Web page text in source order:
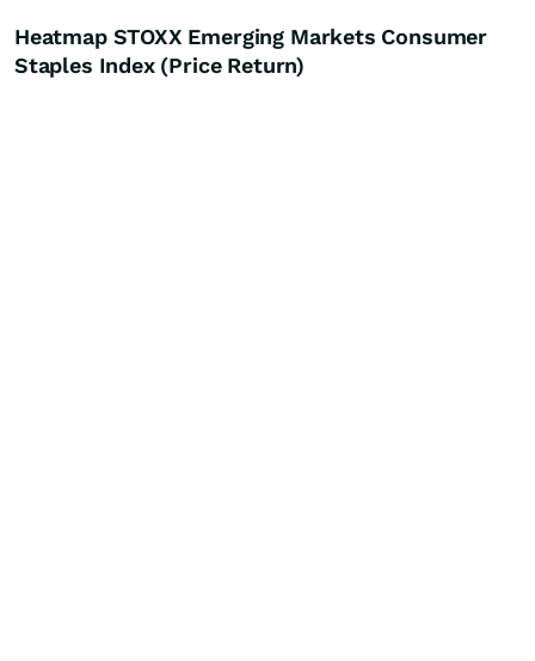
Heatmap STOXX Emerging Markets Consumer
Staples Index (Price Return)